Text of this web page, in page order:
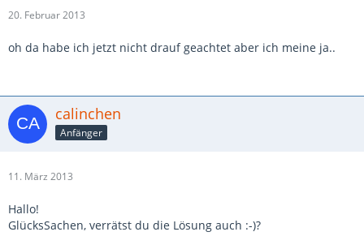
20. Februar 2013
oh da habe ich jetzt nicht drauf geachtet aber ich meine ja..
calinchen
Anfänger
11. März 2013
Hallo!
GlücksSachen, verrätst du die Lösung auch :-)?